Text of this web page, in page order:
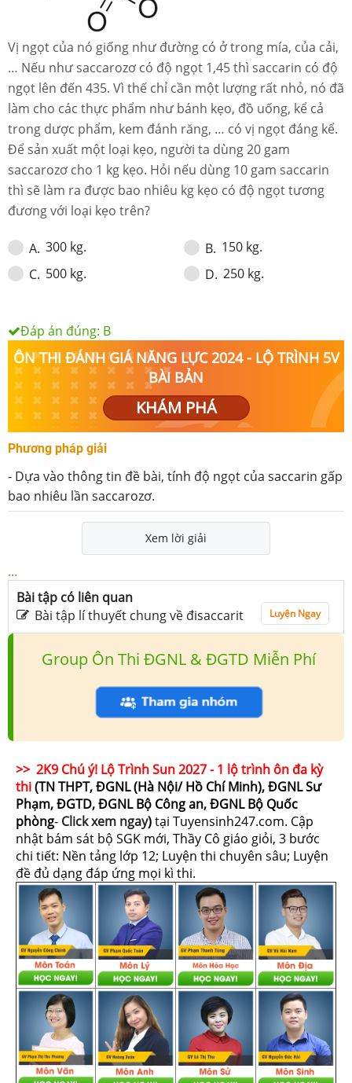
Vị ngọt của nó giống như đường có ở trong mía, của cải,
… Nếu như saccarozơ có độ ngọt 1,45 thì saccarin có độ
ngọt lên đến 435. Vì thế chỉ cần một lượng rất nhỏ, nó đã
làm cho các thực phẩm như bánh kẹo, đồ uống, kể cả
trong dược phẩm, kem đánh răng, … có vị ngọt đáng kể.
Để sản xuất một loại kẹo, người ta dùng 20 gam
saccarozơ cho 1 kg kẹo. Hỏi nếu dùng 10 gam saccarin
thì sẽ làm ra được bao nhiêu kg kẹo có độ ngọt tương
đương với loại kẹo trên?
A. 300 kg. B. 150 kg.
C. 500 kg. D. 250 kg.
Đáp án đúng: B
ÔN THI ĐÁNH GIÁ NĂNG LỰC 2024 - LỘ TRÌNH 5V
BÀI BẢN
KHÁM PHÁ
Phương pháp giải
- Dựa vào thông tin đề bài, tính độ ngọt của saccarin gấp
bao nhiêu lần saccarozơ.
Xem lời giải
...
Bài tập có liên quan
Bài tập lí thuyết chung về đisaccarit
Luyện Ngay
Group Ôn Thi ĐGNL & ĐGTD Miễn Phí
>> 2K9 Chú ý! Lộ Trình Sun 2027 - 1 lộ trình ôn đa kỳ
thi(TN THPT, ĐGNL (Hà Nội/ Hồ Chí Minh), ĐGNL Sư
Phạm, ĐGTD, ĐGNL Bộ Công an, ĐGNL Bộ Quốc
phòng- Click xem ngay)tại Tuyensinh247.com. Cập
nhật bám sát bộ SGK mới, Thầy Cô giáo giỏi, 3 bước
chi tiết: Nền tảng lớp 12; Luyện thi chuyên sâu; Luyện
đề đủ dạng đáp ứng mọi kì thi.